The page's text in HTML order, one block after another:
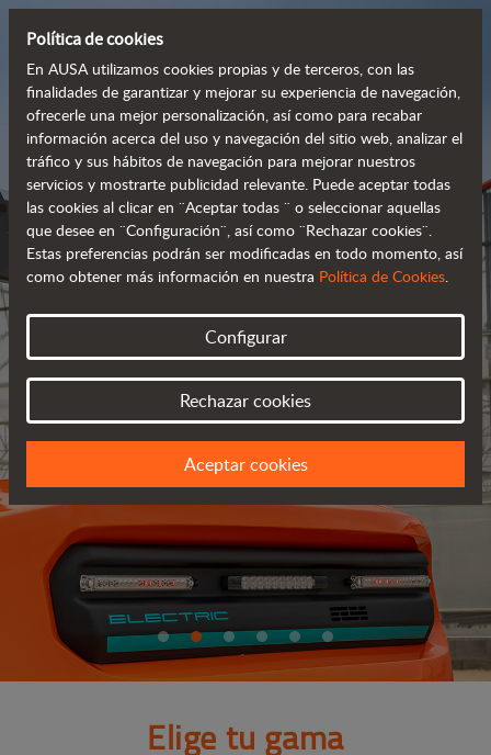
Descubre la
carretilla todoterreno
100% eléctrica
Más
Elige tu gama
Política de cookies
En AUSA utilizamos cookies propias y de terceros, con las
finalidades de garantizar y mejorar su experiencia de navegación,
ofrecerle una mejor personalización, así como para recabar
información acerca del uso y navegación del sitio web, analizar el
tráfico y sus hábitos de navegación para mejorar nuestros
servicios y mostrarte publicidad relevante. Puede aceptar todas
las cookies al clicar en ¨Aceptar todas ¨ o seleccionar aquellas
que desee en ¨Configuración¨, así como ¨Rechazar cookies¨.
Estas preferencias podrán ser modificadas en todo momento, así
como obtener más información en nuestra Política de Cookies.
Configurar
Rechazar cookies
Aceptar cookies